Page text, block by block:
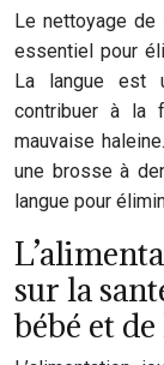
Le nettoyage
essentiel pour
La langue est
contribuer à la
mauvaise
une brosse à
langue pour
sur la
bébé et